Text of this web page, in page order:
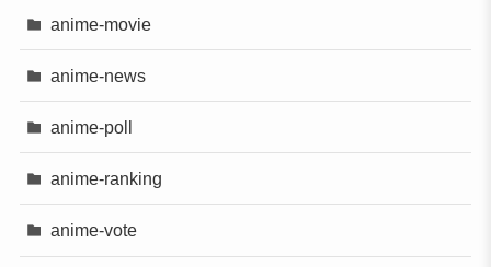
anime-movie
anime-news
anime-poll
anime-ranking
anime-vote